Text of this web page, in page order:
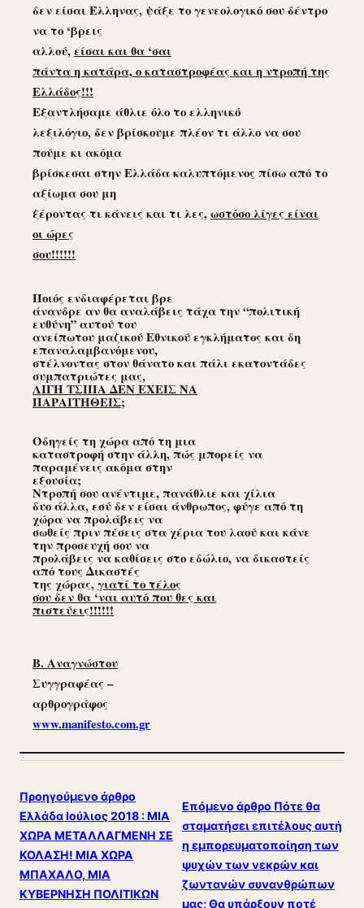
δεν είσαι Έλληνας, ψάξε το γενεολογικό σου δέντρο
να το ‘βρεις
αλλού,είσαι και θα ‘σαι
πάντα η κατάρα, ο καταστροφέας και η ντροπή της
Ελλάδος!!!
Εξαντλήσαμε άθλιε όλο το ελληνικό
λεξιλόγιο, δεν βρίσκουμε πλέον τι άλλο να σου
πούμε κι ακόμα
βρίσκεσαι στην Ελλάδα καλυπτόμενος πίσω από το
αξίωμα σου μη
ξέροντας τι κάνεις και τι λες,ωστόσο λίγες είναι
οι ώρες
σου!!!!!!
Ποιός ενδιαφέρεται βρε
άνανδρε αν θα αναλάβεις τάχα την “πολιτική
ευθύνη” αυτού του
ανείπωτου μαζικού Εθνικού εγκλήματος και δη
επαναλαμβανόμενου,
στέλνοντας στον θάνατο και πάλι εκατοντάδες
συμπατριώτες μας,
ΛΙΓΗ ΤΣΙΠΑ ΔΕΝ ΕΧΕΙΣ ΝΑ
ΠΑΡΑΙΤΗΘΕΙΣ;
Οδηγείς τη χώρα από τη μια
καταστροφή στην άλλη, πώς μπορείς να
παραμένεις ακόμα στην
εξουσία;
Ντροπή σου ανέντιμε, πανάθλιε και χίλια
δυο άλλα, εσύ δεν είσαι άνθρωπος, φύγε από τη
χώρα να προλάβεις να
σωθείς πριν πέσεις στα χέρια του λαού και κάνε
την προσευχή σου να
προλάβεις να καθίσεις στο εδώλιο, να δικαστείς
από τους Δικαστές
της χώρας,γιατί το τέλος
σου δεν θα ‘ναι αυτό που θες και
πιστεύεις!!!!!!
Β. Αναγνώστου
Συγγραφέας –
αρθρογράφος
www.manifesto.com.gr
Προηγούμενο άρθρο
Ελλάδα Ιούλιος 2018 : ΜΙΑ
ΧΩΡΑ ΜΕΤΑΛΛΑΓΜΕΝΗ ΣΕ
ΚΟΛΑΣΗ! ΜΙΑ ΧΩΡΑ
ΜΠΑΧΑΛΟ, ΜΙΑ
ΚΥΒΕΡΝΗΣΗ ΠΟΛΙΤΙΚΩΝ
Επόμενο άρθρο Πότε θα
σταματήσει επιτέλους αυτή
η εμπορευματοποίηση των
ψυχών των νεκρών και
ζωντανών συνανθρώπων
μας; Θα υπάρξουν ποτέ